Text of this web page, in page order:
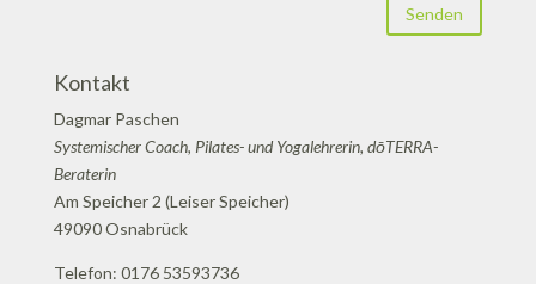
Senden
Kontakt
Dagmar Paschen
Systemischer Coach, Pilates- und Yogalehrerin, dōTERRA-
Beraterin
Am Speicher 2 (Leiser Speicher)
49090 Osnabrück
Telefon: 0176 53593736